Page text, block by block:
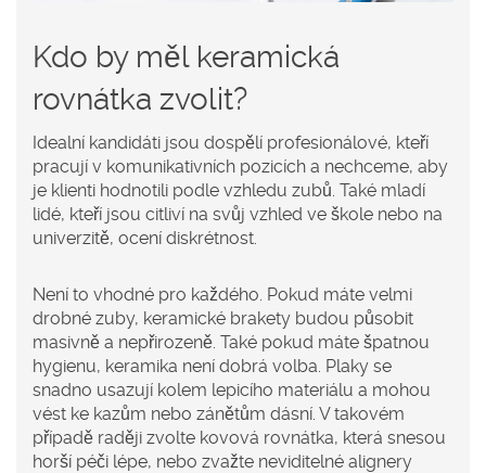
Kdo by měl keramická
rovnátka zvolit?
Idealní kandidáti jsou dospělí profesionálové, kteří
pracují v komunikativních pozicích a nechceme, aby
je klienti hodnotili podle vzhledu zubů. Také mladí
lidé, kteří jsou citliví na svůj vzhled ve škole nebo na
univerzitě, ocení diskrétnost.
Není to vhodné pro každého. Pokud máte velmi
drobné zuby, keramické brakety budou působit
masivně a nepřirozeně. Také pokud máte špatnou
hygienu, keramika není dobrá volba. Plaky se
snadno usazují kolem lepicího materiálu a mohou
vést ke kazům nebo zánětům dásní. V takovém
případě raději zvolte kovová rovnátka, která snesou
horší péči lépe, nebo zvažte neviditelné alignery